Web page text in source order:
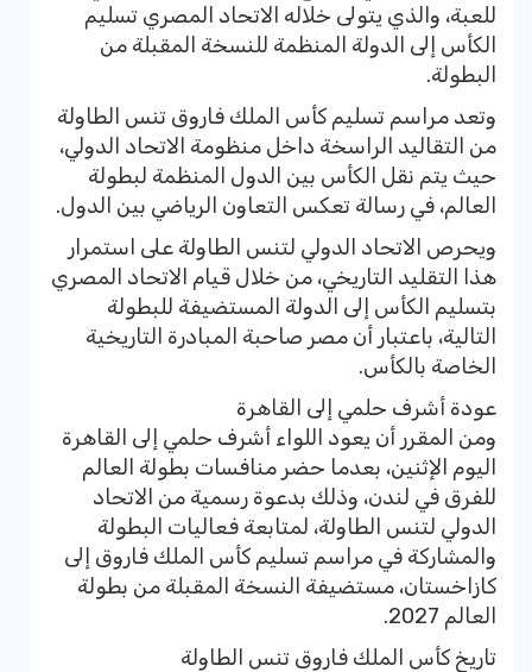
للعبة، والذي يتولى خلاله الاتحاد المصري تسليم
الكأس إلى الدولة المنظمة للنسخة المقبلة من
البطولة.
وتعد مراسم تسليم كأس الملك فاروق تنس الطاولة
من التقاليد الراسخة داخل منظومة الاتحاد الدولي،
حيث يتم نقل الكأس بين الدول المنظمة لبطولة
العالم، في رسالة تعكس التعاون الرياضي بين الدول.
ويحرص الاتحاد الدولي لتنس الطاولة على استمرار
هذا التقليد التاريخي، من خلال قيام الاتحاد المصري
بتسليم الكأس إلى الدولة المستضيفة للبطولة
التالية، باعتبار أن مصر صاحبة المبادرة التاريخية
الخاصة بالكأس.
عودة أشرف حلمي إلى القاهرة
ومن المقرر أن يعود اللواء أشرف حلمي إلى القاهرة
اليوم الإثنين، بعدما حضر منافسات بطولة العالم
للفرق في لندن، وذلك بدعوة رسمية من الاتحاد
الدولي لتنس الطاولة، لمتابعة فعاليات البطولة
والمشاركة في مراسم تسليم كأس الملك فاروق إلى
كازاخستان، مستضيفة النسخة المقبلة من بطولة
العالم 2027.
تاريخ كأس الملك فاروق تنس الطاولة